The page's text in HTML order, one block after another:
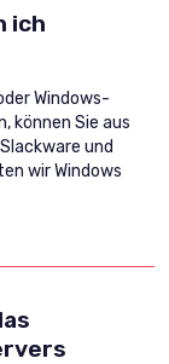
ich
Windows-
können Sie aus
und
wir Windows